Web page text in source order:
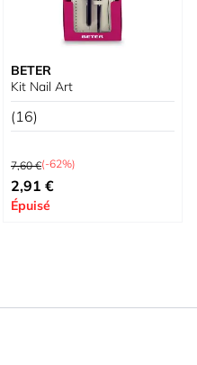
BETER
Kit Nail Art
(16)
Prix normal
7,60 €(-62%)
Prix spécial
2,91 €
Épuisé